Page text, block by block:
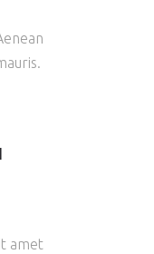
amet